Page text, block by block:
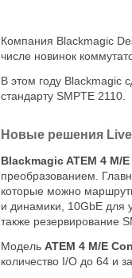
Компания Blackmagic
числе новинок
В этом году Blackmagic
стандарту SMPTE 2110.
Новые решения
Blackmagic ATEM 4 M/
преобразованием.
которые можно
и динамики, 10GbE для
также резервирование
Модель ATEM 4 M/E
количество I/O до 64 и